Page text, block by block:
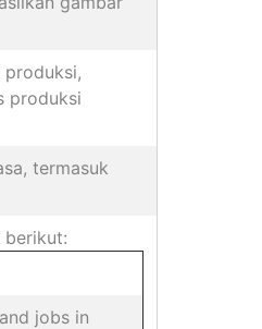
produksi,
produksi
termasuk
berikut:
jobs in